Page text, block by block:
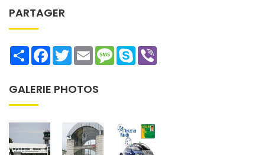
PARTAGER
ShareFacebookTwitterEmailMessage
Skype
GALERIE PHOTOS